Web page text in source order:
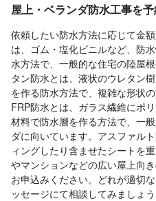
屋上・ベランダ防水工事を
依頼したい防水方法に応じて金
は、ゴム・塩化ビニルなど、防
水方法で、一般的な住宅の陸屋
タン防水とは、液状のウレタン
を作る防水方法で、複雑な形状
FRP防水とは、ガラス繊維にポ
材料で防水層を作る方法で、一
ダに向いています。アスファル
ィングしたり含ませたシートを
やマンションなどの広い屋上向
お申込みください。どれが適切
ッセージにて相談してみましょう